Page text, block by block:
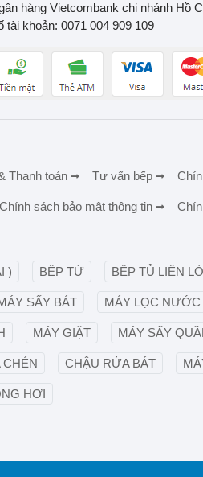
hàng Vietcombank chi nhánh Hồ
tài khoản: 0071 004 909 109
Thanh toán Tư vấn bếp
Chính sách bảo mật thông tin
) BẾP TỪ BẾP TỦ LIỀN LÒ
SẤY BÁT MÁY LỌC
MÁY GIẶT MÁY SẤY
CHẬU RỬA BÁT
HƠI